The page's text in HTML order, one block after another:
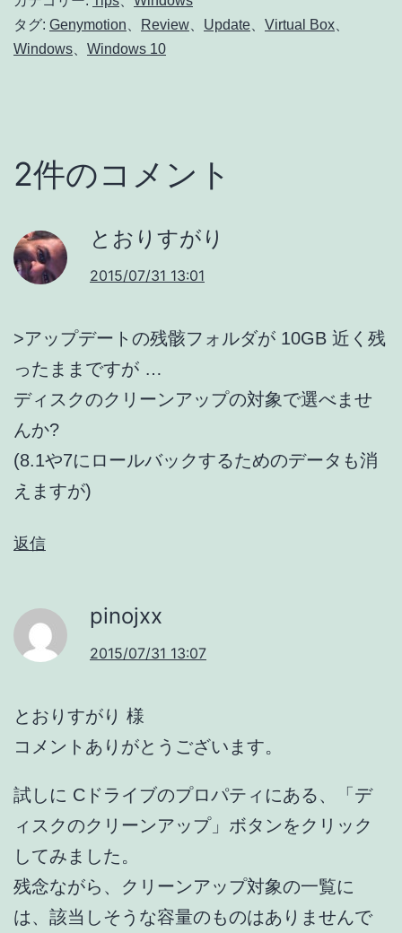
タグ: Genymotion Review Update Virtual Box
Windows
Windows 10
2件のコメント
とおりすがり
2015/07/31 13:01
>アップデートの残骸フォルダが 10GB 近く残
ったままですが …
ディスクのクリーンアップの対象で選べませ
んか?
(8.1や7にロールバックするためのデータも消
えますが)
返信
pinojxx
2015/07/31 13:07
とおりすがり 様
コメントありがとうございます。
試しに Cドライブのプロパティにある、「デ
ィスクのクリーンアップ」ボタンをクリック
してみました。
残念ながら、クリーンアップ対象の一覧に
は、該当しそうな容量のものはありませんで